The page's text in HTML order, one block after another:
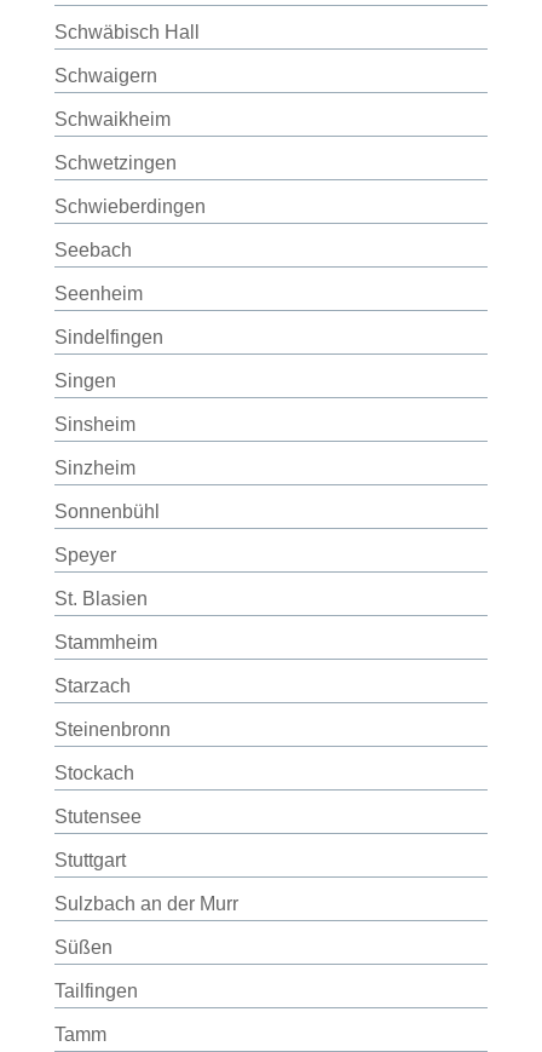
Schwäbisch Hall
Schwaigern
Schwaikheim
Schwetzingen
Schwieberdingen
Seebach
Seenheim
Sindelfingen
Singen
Sinsheim
Sinzheim
Sonnenbühl
Speyer
St. Blasien
Stammheim
Starzach
Steinenbronn
Stockach
Stutensee
Stuttgart
Sulzbach an der Murr
Süßen
Tailfingen
Tamm